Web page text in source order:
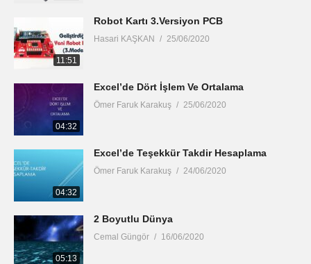
11:51
Robot Kartı 3.Versiyon PCB
Hasari KAŞKAN 25/06/2020
04:32
Excel’de Dört İşlem Ve Ortalama
Ömer Faruk Karakuş 25/06/2020
04:32
Excel’de Teşekkür Takdir Hesaplama
Ömer Faruk Karakuş 24/06/2020
05:13
2 Boyutlu Dünya
Cemal Güngör 16/06/2020